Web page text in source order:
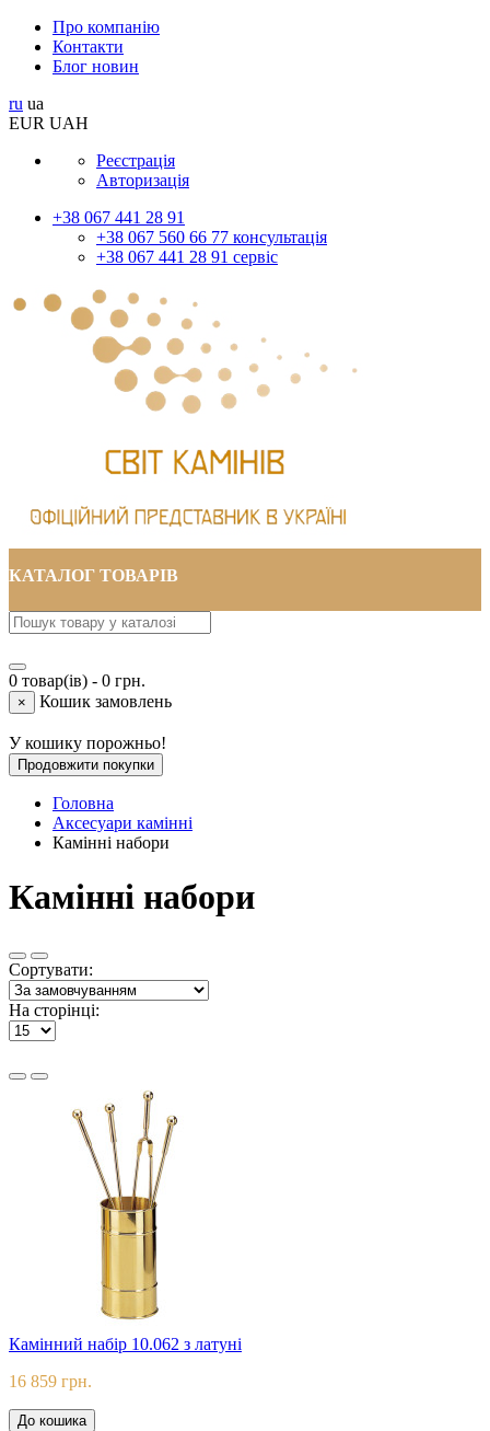
Про компанію
Контакти
Блог новин
ru ua
EUR UAH
Реєстрація
Авторизація
+38 067 441 28 91
+38 067 560 66 77 консультація
+38 067 441 28 91 сервіс
КАТАЛОГ ТОВАРІВ
0 товар(ів) - 0 грн.
× Кошик замовлень
У кошику порожньо!
Продовжити покупки
Головна
Аксесуари камінні
Камінні набори
Камінні набори
Сортувати:
На сторінці:
Камінний набір 10.062 з латуні
16 859 грн.
До кошика